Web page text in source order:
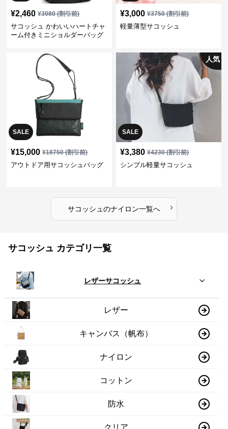
¥2,460 ¥3080(割引前)
サコッシュ かわいいハートチャ
ーム付きミニショルダーバッグ
¥3,000 ¥3750(割引前)
軽量薄型サコッシュ
SALE
¥15,000 ¥18750(割引前)
アウトドア用サコッシュバッグ
SALE
人気
¥3,380 ¥4230(割引前)
シンプル軽量サコッシュ
サコッシュ のナイロン一覧へ ›
サコッシュ カテゴリ一覧
レザーサコッシュ
レザー
キャンバス（帆布）
ナイロン
コットン
防水
クリア